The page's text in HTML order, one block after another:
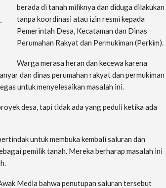
berada di tanah miliknya dan diduga dilakukan
tanpa koordinasi atau izin resmi kepada
Pemerintah Desa, Kecataman dan Dinas
Perumahan Rakyat dan Permukiman (Perkim).
Warga merasa heran dan kecewa karena
dan dinas perumahan rakyat dan permukiman
untuk menyelesaikan masalah ini.
desa, tapi tidak ada yang peduli ketika ada
untuk membuka kembali saluran dan
pemilik tanah. Mereka berharap masalah ini
Media bahwa penutupan saluran tersebut